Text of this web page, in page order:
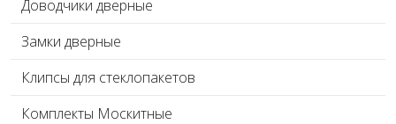
Доводчики дверные
Замки дверные
Клипсы для стеклопакетов
Комплекты Москитные